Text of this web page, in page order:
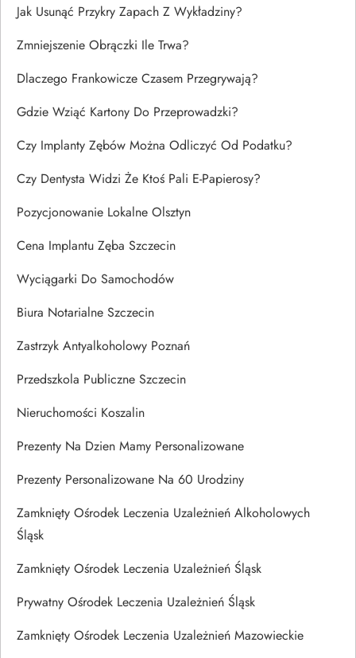
Jak Usunąć Przykry Zapach Z Wykładziny?
Zmniejszenie Obrączki Ile Trwa?
Dlaczego Frankowicze Czasem Przegrywają?
Gdzie Wziąć Kartony Do Przeprowadzki?
Czy Implanty Zębów Można Odliczyć Od Podatku?
Czy Dentysta Widzi Że Ktoś Pali E-Papierosy?
Pozycjonowanie Lokalne Olsztyn
Cena Implantu Zęba Szczecin
Wyciągarki Do Samochodów
Biura Notarialne Szczecin
Zastrzyk Antyalkoholowy Poznań
Przedszkola Publiczne Szczecin
Nieruchomości Koszalin
Prezenty Na Dzien Mamy Personalizowane
Prezenty Personalizowane Na 60 Urodziny
Zamknięty Ośrodek Leczenia Uzależnień Alkoholowych
Śląsk
Zamknięty Ośrodek Leczenia Uzależnień Śląsk
Prywatny Ośrodek Leczenia Uzależnień Śląsk
Zamknięty Ośrodek Leczenia Uzależnień Mazowieckie